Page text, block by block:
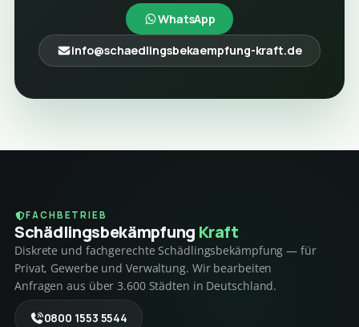
WhatsApp
info@schaedlingsbekaempfung-kraft.de
FACHBETRIEB
Schädlings­bekämpfung Kraft
Diskrete und fachgerechte Schädlingsbekämpfung — für
Privat, Gewerbe und Verwaltung. Wir bearbeiten
Anfragen aus über 3.600 Städten in Deutschland.
0800 1553 5544